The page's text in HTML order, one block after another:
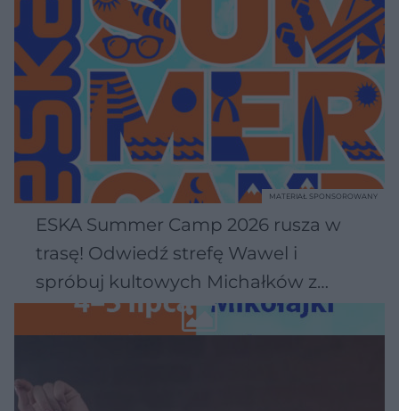
ESKA Summer Camp 2026 rusza w
trasę! Odwiedź strefę Wawel i
spróbuj kultowych Michałków z
Wawelu
MATERIAŁ SPONSOROWANY